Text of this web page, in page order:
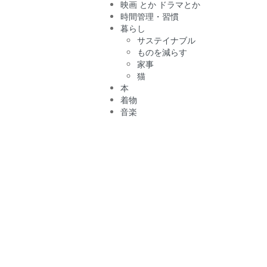
映画 とか ドラマとか
時間管理・習慣
暮らし
サステイナブル
ものを減らす
家事
猫
本
着物
音楽